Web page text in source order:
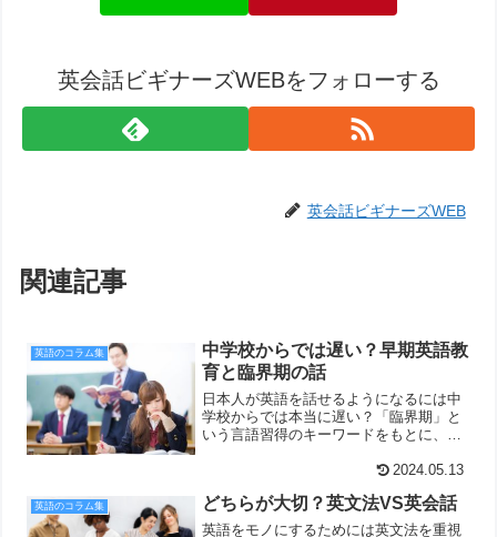
英会話ビギナーズWEBをフォローする
英会話ビギナーズWEB
関連記事
英語のコラム集
中学校からでは遅い？早期英語教
育と臨界期の話
日本人が英語を話せるようになるには中
学校からでは本当に遅い？「臨界期」と
いう言語習得のキーワードをもとに、そ
2024.05.13
英語のコラム集 どちらが大切？英文法VS英会話
英語をモノにするためには英文法を重視